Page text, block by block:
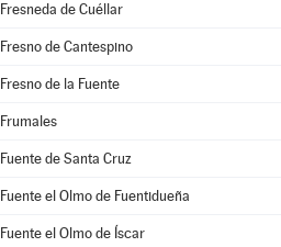
Fresneda de Cuéllar
Fresno de Cantespino
Fresno de la Fuente
Frumales
Fuente de Santa Cruz
Fuente el Olmo de Fuentidueña
Fuente el Olmo de Íscar